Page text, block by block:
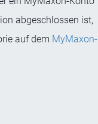
abgeschlossen ist,
auf dem MyMaxon-